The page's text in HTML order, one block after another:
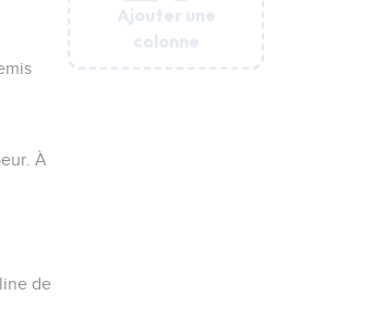
Ajouter une
colonne
À
de
Ajouter une
colonne
Ajouter une
colonne
Ajouter une
colonne
Ajouter une
colonne
Ajouter une
colonne
Ajouter une
colonne